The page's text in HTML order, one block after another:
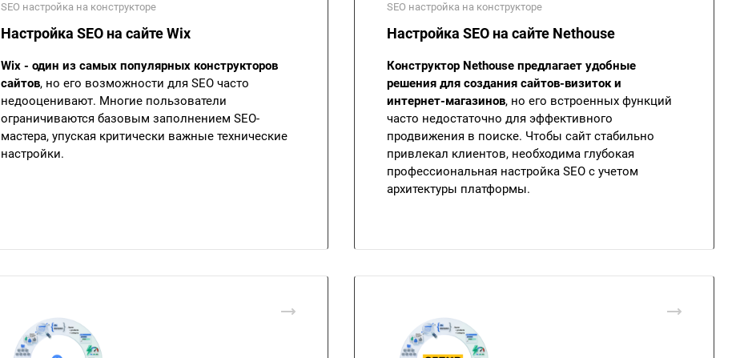
SEO настройка на конструкторе
Настройка SEO на сайте Wix
Wix - один из самых популярных конструкторов
сайтов, но его возможности для SEO часто
недооценивают. Многие пользователи
ограничиваются базовым заполнением SEO-
мастера, упуская критически важные технические
настройки.
SEO настройка на конструкторе
Настройка SEO на сайте Nethouse
Конструктор Nethouse предлагает удобные
решения для создания сайтов-визиток и
интернет-магазинов, но его встроенных функций
часто недостаточно для эффективного
продвижения в поиске. Чтобы сайт стабильно
привлекал клиентов, необходима глубокая
профессиональная настройка SEO с учетом
архитектуры платформы.